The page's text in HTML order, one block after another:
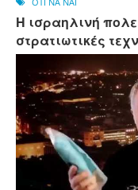
Η ισραηλινή
στρατιωτικές